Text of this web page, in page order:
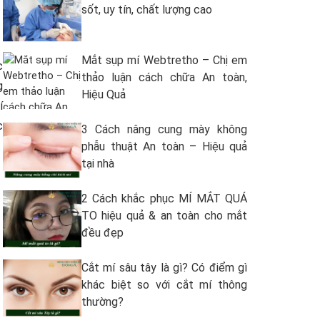
sốt, uy tín, chất lượng cao
Mắt sụp mí Webtretho – Chị em
thảo luận cách chữa An toàn,
Hiệu Quả
3 Cách nâng cung mày không
phẫu thuật An toàn – Hiệu quả
tại nhà
2 Cách khắc phục MÍ MẮT QUÁ
TO hiệu quả & an toàn cho mắt
đều đẹp
Cắt mí sâu tây là gì? Có điểm gì
khác biệt so với cắt mí thông
thường?